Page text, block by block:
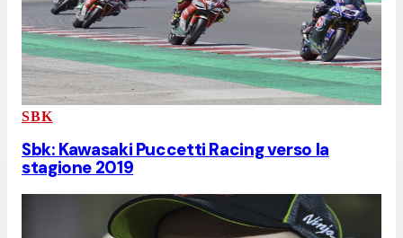
SBK
Sbk: Kawasaki Puccetti Racing verso la
stagione 2019